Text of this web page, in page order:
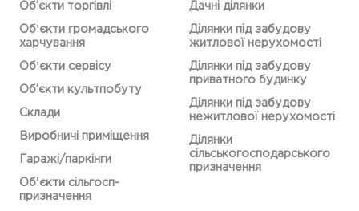
Об’єкти торгівлі
Обʼєкти громадського
харчування
Обʼєкти сервісу
Об’єкти культпобуту
Склади
Виробничі приміщення
Гаражі/паркінги
Об'єкти сільгосп-
призначення
Дачні ділянки
Ділянки під забудову
житлової нерухомості
Ділянки під забудову
приватного будинку
Ділянки під забудову
нежитлової нерухомості
Ділянки
сільськогосподарського
призначення